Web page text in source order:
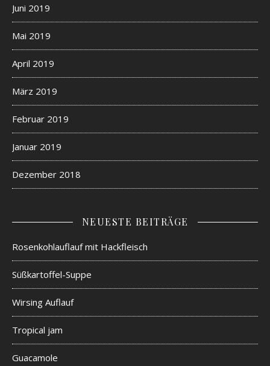
Juni 2019
Mai 2019
April 2019
März 2019
Februar 2019
Januar 2019
Dezember 2018
NEUESTE BEITRÄGE
Rosenkohlauflauf mit Hackfleisch
Süßkartoffel-Suppe
Wirsing Auflauf
Tropical jam
Guacamole